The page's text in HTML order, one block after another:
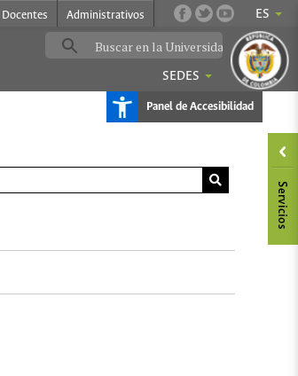
ES
Docentes Administrativos
SEDES
Panel de Accesibilidad